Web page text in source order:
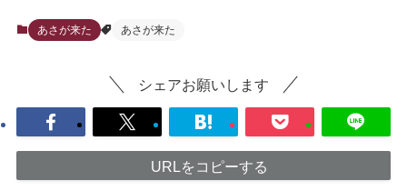
あさが来た あさが来た
シェアお願いします
URLをコピーする